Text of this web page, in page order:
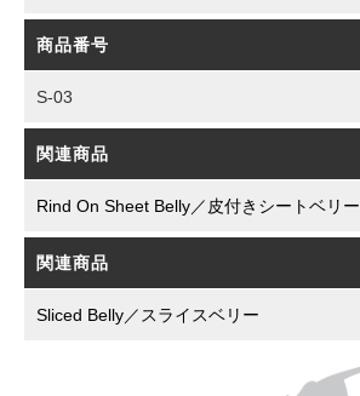
商品番号
S-03
関連商品
Rind On Sheet Belly／皮付きシートベリー
関連商品
Sliced Belly／スライスベリー